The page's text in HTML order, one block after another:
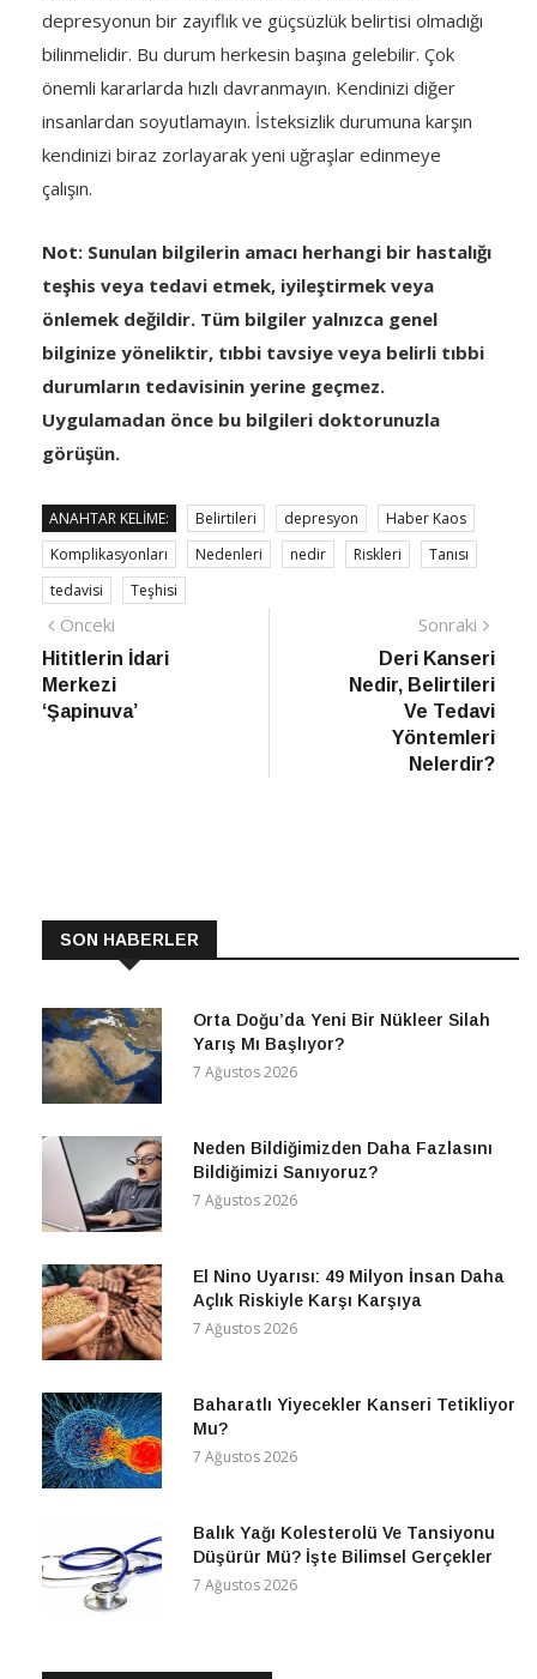
depresyonun bir zayıflık ve güçsüzlük belirtisi olmadığı
bilinmelidir. Bu durum herkesin başına gelebilir. Çok
önemli kararlarda hızlı davranmayın. Kendinizi diğer
insanlardan soyutlamayın. İsteksizlik durumuna karşın
kendinizi biraz zorlayarak yeni uğraşlar edinmeye
çalışın.
Not: Sunulan bilgilerin amacı herhangi bir hastalığı
teşhis veya tedavi etmek, iyileştirmek veya
önlemek değildir. Tüm bilgiler yalnızca genel
bilginize yöneliktir, tıbbi tavsiye veya belirli tıbbi
durumların tedavisinin yerine geçmez.
Uygulamadan önce bu bilgileri doktorunuzla
görüşün.
ANAHTAR KELIME: Belirtileri depresyon
Haber Kaos
Komplikasyonları
Nedenleri nedir Riskleri
Tanısı
tedavisi
Teşhisi
Yazı
gezinmesi
Önceki
haber
Hititlerin İdari
Merkezi
‘Şapinuva’
Sonraki
Deri Kanseri
Nedir, Belirtileri
Ve Tedavi
Yöntemleri
Nelerdir?
SON HABERLER
Orta Doğu’da Yeni Bir Nükleer Silah
Yarış Mı Başlıyor?
7 Ağustos 2026
Neden Bildiğimizden Daha Fazlasını
Bildiğimizi Sanıyoruz?
7 Ağustos 2026
El Nino Uyarısı: 49 Milyon İnsan Daha
Açlık Riskiyle Karşı Karşıya
7 Ağustos 2026
Baharatlı Yiyecekler Kanseri Tetikliyor
Mu?
7 Ağustos 2026
Balık Yağı Kolesterolü Ve Tansiyonu
Düşürür Mü? İşte Bilimsel Gerçekler
7 Ağustos 2026